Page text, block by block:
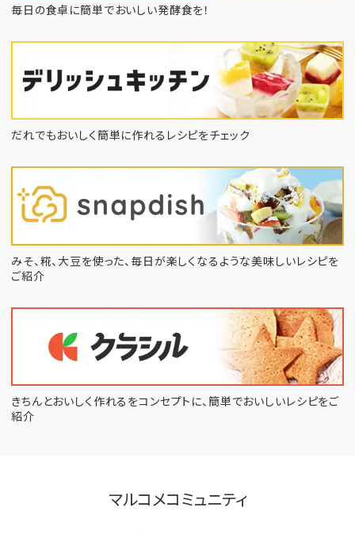
毎日の食卓に簡単でおいしい発酵食を！
だれでもおいしく簡単に作れるレシピをチェック
みそ、糀、大豆を使った、毎日が楽しくなるような美味しいレシピを
ご紹介
きちんとおいしく作れるをコンセプトに、簡単でおいしいレシピをご
紹介
マルコメコミュニティ